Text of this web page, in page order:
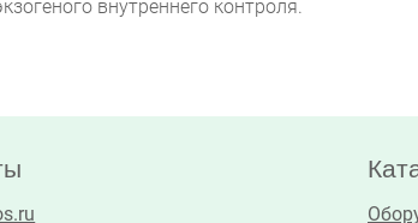
внутреннего контроля.